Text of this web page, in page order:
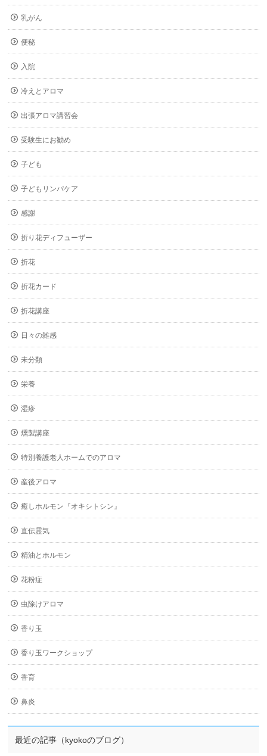
乳がん
便秘
入院
冷えとアロマ
出張アロマ講習会
受験生にお勧め
子ども
子どもリンパケア
感謝
折り花ディフューザー
折花
折花カード
折花講座
日々の雑感
未分類
栄養
湿疹
燻製講座
特別養護老人ホームでのアロマ
産後アロマ
癒しホルモン『オキシトシン』
直伝霊気
精油とホルモン
花粉症
虫除けアロマ
香り玉
香り玉ワークショップ
香育
鼻炎
最近の記事（kyokoのブログ）